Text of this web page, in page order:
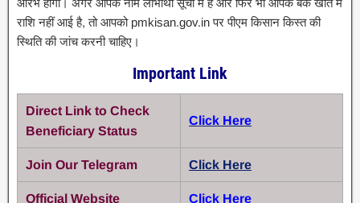
राशि नहीं आई है, तो आपको pmkisan.gov.in पर पीएम किसान किस्त की
स्थिति की जांच करनी चाहिए।
Important Link
Direct Link to Check
Beneficiary Status
Click Here
Join Our Telegram Click Here
Official Website Click Here